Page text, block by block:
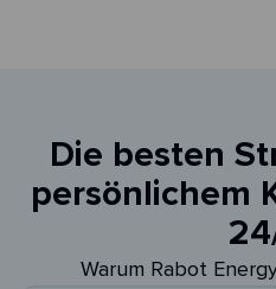
Die besten
persönlichem
Warum Rabot